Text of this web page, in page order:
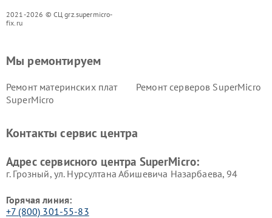
2021-2026 © СЦ grz.supermicro-
fix.ru
Мы ремонтируем
Ремонт материнских плат
SuperMicro
Ремонт серверов SuperMicro
Контакты сервис центра
Адрес сервисного центра SuperMicro:
г. Грозный, ул. Нурсултана Абишевича Назарбаева, 94
Горячая линия:
+7 (800) 301-55-83